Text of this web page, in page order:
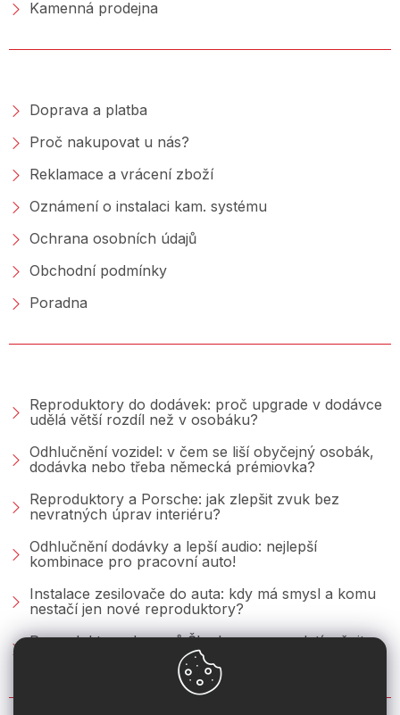
Kamenná prodejna
Doprava a platba
Proč nakupovat u nás?
Reklamace a vrácení zboží
Oznámení o instalaci kam. systému
Ochrana osobních údajů
Obchodní podmínky
Poradna
Reproduktory do dodávek: proč upgrade v dodávce
udělá větší rozdíl než v osobáku?
Odhlučnění vozidel: v čem se liší obyčejný osobák,
dodávka nebo třeba německá prémiovka?
Reproduktory a Porsche: jak zlepšit zvuk bez
nevratných úprav interiéru?
Odhlučnění dodávky a lepší audio: nejlepší
kombinace pro pracovní auto!
Instalace zesilovače do auta: kdy má smysl a komu
nestačí jen nové reproduktory?
Reproduktory do vozů Škoda: co se vyplatí měnit u
Fabie, Octavie a Superbu?